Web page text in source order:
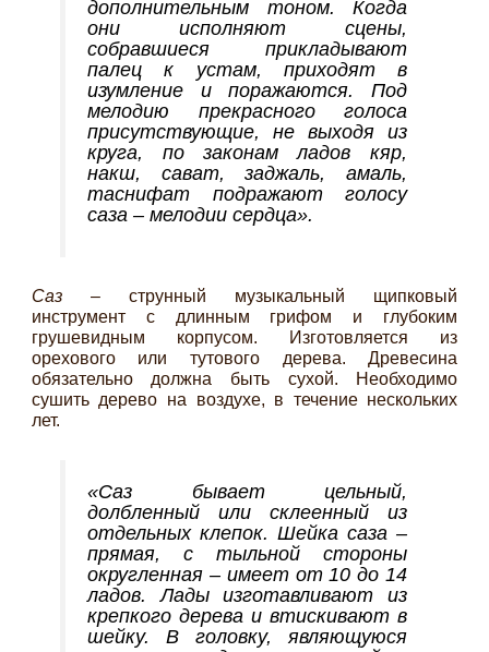
дополнительным тоном. Когда
они исполняют сцены,
собравшиеся прикладывают
палец к устам, приходят в
изумление и поражаются. Под
мелодию прекрасного голоса
присутствующие, не выходя из
круга, по законам ладов кяр,
накш, сават,заджаль, амаль,
таснифат подражают голосу
саза – мелодии сердца».
Саз– струнный музыкальный щипковый
инструмент с длинным грифом и глубоким
грушевидным корпусом. Изготовляется из
орехового или тутового дерева. Древесина
обязательно должна быть сухой. Необходимо
сушить дерево на воздухе, в течение нескольких
лет.
«Саз бывает цельный,
долбленный или склеенный из
отдельных клепок. Шейка саза –
прямая, с тыльной стороны
округленная – имеет от 10 до 14
ладов. Лады изготавливают из
крепкого дерева и втискивают в
шейку. В головку, являющуюся